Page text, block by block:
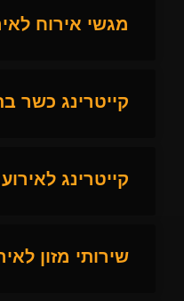
מגשי אירוח
קייטרינג כשר
קייטרינג
שירותי מזון